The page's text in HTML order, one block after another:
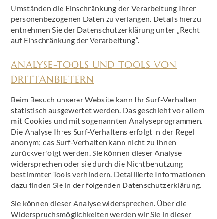
Umständen die Einschränkung der Verarbeitung Ihrer
personenbezogenen Daten zu verlangen. Details hierzu
entnehmen Sie der Datenschutzerklärung unter „Recht
auf Einschränkung der Verarbeitung“.
ANALYSE-TOOLS UND TOOLS VON
DRITTANBIETERN
Beim Besuch unserer Website kann Ihr Surf-Verhalten
statistisch ausgewertet werden. Das geschieht vor allem
mit Cookies und mit sogenannten Analyseprogrammen.
Die Analyse Ihres Surf-Verhaltens erfolgt in der Regel
anonym; das Surf-Verhalten kann nicht zu Ihnen
zurückverfolgt werden. Sie können dieser Analyse
widersprechen oder sie durch die Nichtbenutzung
bestimmter Tools verhindern. Detaillierte Informationen
dazu finden Sie in der folgenden Datenschutzerklärung.
Sie können dieser Analyse widersprechen. Über die
Widerspruchsmöglichkeiten werden wir Sie in dieser